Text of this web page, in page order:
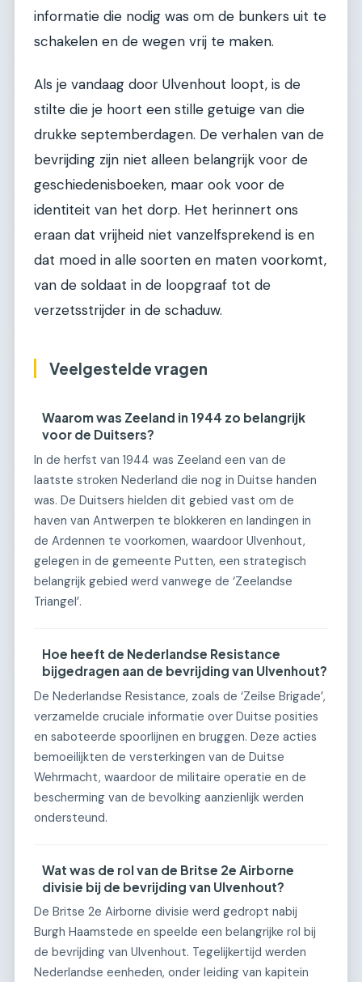
informatie die nodig was om de bunkers uit te
schakelen en de wegen vrij te maken.
Als je vandaag door Ulvenhout loopt, is de
stilte die je hoort een stille getuige van die
drukke septemberdagen. De verhalen van de
bevrijding zijn niet alleen belangrijk voor de
geschiedenisboeken, maar ook voor de
identiteit van het dorp. Het herinnert ons
eraan dat vrijheid niet vanzelfsprekend is en
dat moed in alle soorten en maten voorkomt,
van de soldaat in de loopgraaf tot de
verzetsstrijder in de schaduw.
Veelgestelde vragen
Waarom was Zeeland in 1944 zo belangrijk
voor de Duitsers?
In de herfst van 1944 was Zeeland een van de
laatste stroken Nederland die nog in Duitse handen
was. De Duitsers hielden dit gebied vast om de
haven van Antwerpen te blokkeren en landingen in
de Ardennen te voorkomen, waardoor Ulvenhout,
gelegen in de gemeente Putten, een strategisch
belangrijk gebied werd vanwege de ‘Zeelandse
Triangel’.
Hoe heeft de Nederlandse Resistance
bijgedragen aan de bevrijding van Ulvenhout?
De Nederlandse Resistance, zoals de ‘Zeilse Brigade’,
verzamelde cruciale informatie over Duitse posities
en saboteerde spoorlijnen en bruggen. Deze acties
bemoeilijkten de versterkingen van de Duitse
Wehrmacht, waardoor de militaire operatie en de
bescherming van de bevolking aanzienlijk werden
ondersteund.
Wat was de rol van de Britse 2e Airborne
divisie bij de bevrijding van Ulvenhout?
De Britse 2e Airborne divisie werd gedropt nabij
Burgh Haamstede en speelde een belangrijke rol bij
de bevrijding van Ulvenhout. Tegelijkertijd werden
Nederlandse eenheden, onder leiding van kapitein